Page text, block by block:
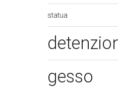
statua
gesso